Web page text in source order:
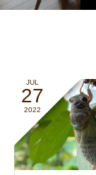
JUL
27
2022